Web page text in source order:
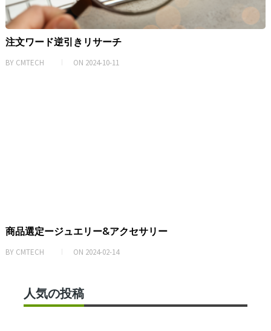
注文ワード逆引きリサーチ
BY CMTECH ON 2024-10-11
商品選定ージュエリー&アクセサリー
BY CMTECH ON 2024-02-14
人気の投稿